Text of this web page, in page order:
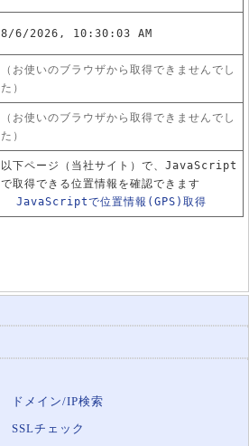
8/6/2026, 10:30:03 AM
（お使いのブラウザから取得できませんでし
た）
（お使いのブラウザから取得できませんでし
た）
以下ページ（当社サイト）で、JavaScript
で取得できる位置情報を確認できます
JavaScriptで位置情報(GPS)取得
ドメイン/IP検索
SSLチェック